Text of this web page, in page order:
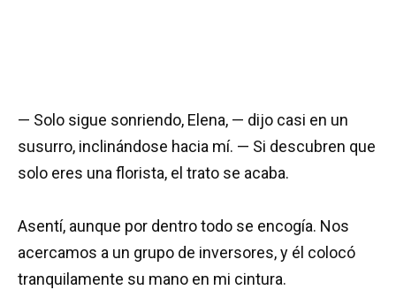
— Solo sigue sonriendo, Elena, — dijo casi en un
susurro, inclinándose hacia mí. — Si descubren que
solo eres una florista, el trato se acaba.
Asentí, aunque por dentro todo se encogía. Nos
acercamos a un grupo de inversores, y él colocó
tranquilamente su mano en mi cintura.